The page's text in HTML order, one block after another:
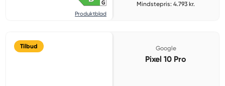
Produktblad
Mindstepris: 4.793 kr.
Tilbud Google
Pixel 10 Pro